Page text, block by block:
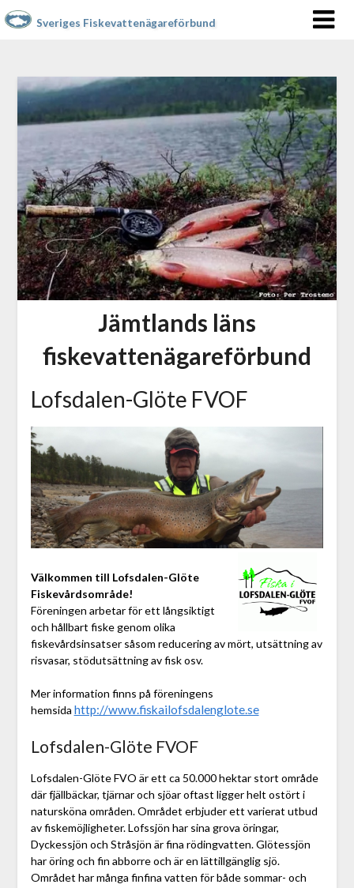
Sveriges Fiskevattenägareförbund
Jämtlands läns
fiskevattenägareförbund
Lofsdalen-Glöte FVOF
Välkommen till Lofsdalen-Glöte
Fiskevårdsområde!
Föreningen arbetar för ett långsiktigt
och hållbart fiske genom olika
fiskevårdsinsatser såsom reducering av mört, utsättning av
risvasar, stödutsättning av fisk osv.
Mer information finns på föreningens
hemsida http://www.fiskailofsdalenglote.se
Lofsdalen-Glöte FVOF
Lofsdalen-Glöte FVO är ett ca 50.000 hektar stort område
där fjällbäckar, tjärnar och sjöar oftast ligger helt ostört i
natursköna områden. Området erbjuder ett varierat utbud
av fiskemöjligheter. Lofssjön har sina grova öringar,
Dyckessjön och Stråsjön är fina rödingvatten. Glötessjön
har öring och fin abborre och är en lättillgänglig sjö.
Området har många finfina vatten för både sommar- och